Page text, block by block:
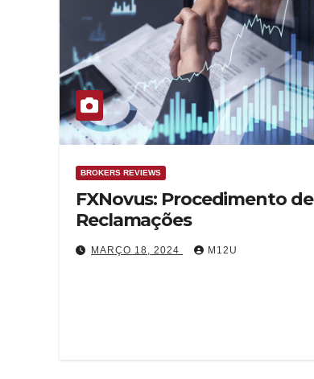
BROKERS REVIEWS
FXNovus: Procedimento de
Reclamações
MARÇO 18, 2024 M12U